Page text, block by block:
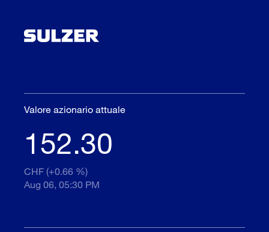
Valore azionario attuale
152.30
CHF (+0.66 %)
Aug 06, 05:30 PM